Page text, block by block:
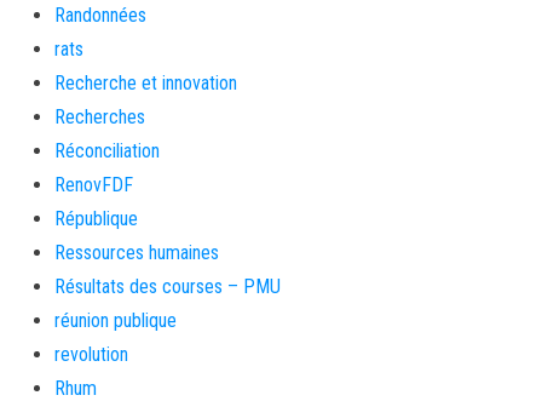
Randonnées
rats
Recherche et innovation
Recherches
Réconciliation
RenovFDF
République
Ressources humaines
Résultats des courses – PMU
réunion publique
revolution
Rhum